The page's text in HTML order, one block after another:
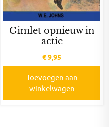
Gimlet opnieuw in
actie
€9,95
Toevoegen aan
winkelwagen